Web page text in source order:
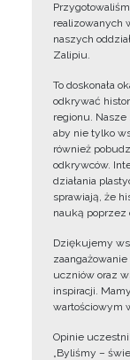
realizowanych
naszych
Zalipiu.
To doskonała
odkrywać
regionu. Nasze
aby nie tylko
również
odkrywców.
działania
sprawiają, że
nauką poprzez
Dziękujemy
uczniów oraz
inspiracji.
wartościowym
Opinie
„Byliśmy –